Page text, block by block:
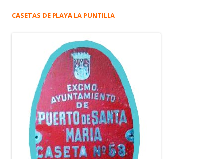
CASETAS DE PLAYA LA PUNTILLA